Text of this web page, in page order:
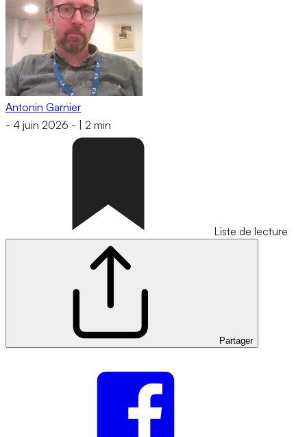
Antonin Garnier
- 4 juin 2026 - 2 min
Liste de lecture
Partager